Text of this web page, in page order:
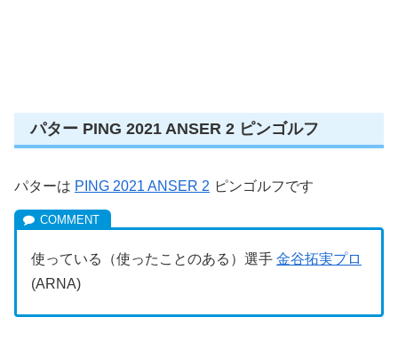
パター PING 2021 ANSER 2 ピンゴルフ
パターは PING 2021 ANSER 2 ピンゴルフです
使っている（使ったことのある）選手 金谷拓実プロ
(ARNA)